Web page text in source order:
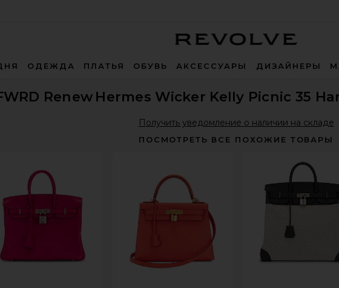
ОДЕЖДА ПЛАТЬЯ ОБУВЬ АКСЕССУАРЫ ДИЗАЙНЕРЫ
Renew Hermes Wicker Kelly Picnic 35
Получить уведомление о наличии на складе
ПОСМОТРЕТЬ ВСЕ ПОХОЖИЕ ТОВАРЫ